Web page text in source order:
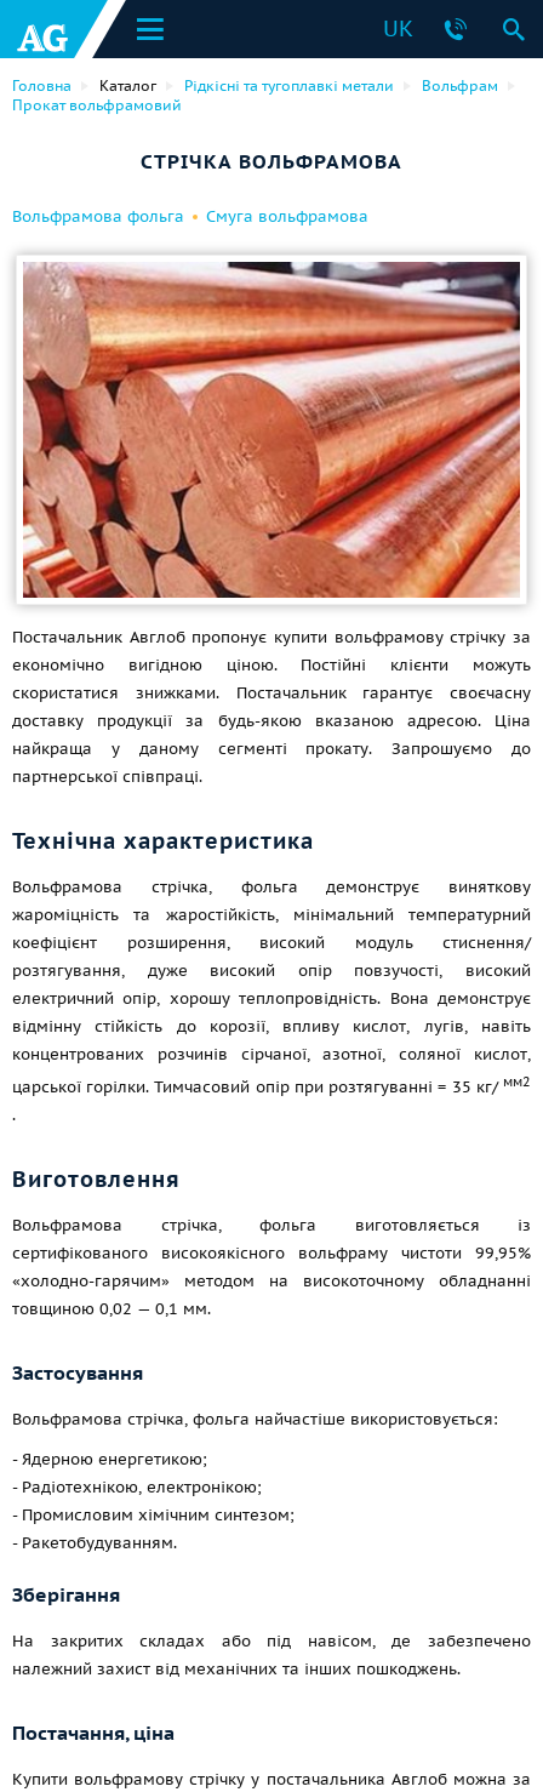
UK
Головна Каталог Рідкісні та тугоплавкі метали
Вольфрам
Прокат вольфрамовий
СТРІЧКА ВОЛЬФРАМОВА
Вольфрамова фольга Смуга вольфрамова
Постачальник Авглоб пропонує купити вольфрамову стрічку за
економічно вигідною ціною. Постійні клієнти можуть
скористатися знижками. Постачальник гарантує своєчасну
доставку продукції за будь-якою вказаною адресою. Ціна
найкраща у даному сегменті прокату. Запрошуємо до
партнерської співпраці.
Технічна характеристика
Вольфрамова стрічка, фольга демонструє виняткову
жароміцність та жаростійкість, мінімальний температурний
коефіцієнт розширення, високий модуль стиснення/
розтягування, дуже високий опір повзучості, високий
електричний опір, хорошу теплопровідність. Вона демонструє
відмінну стійкість до корозії, впливу кислот, лугів, навіть
концентрованих розчинів сірчаної, азотної, соляної кислот,
царської горілки. Тимчасовий опір при розтягуванні = 35 кг/ мм2
.
Виготовлення
Вольфрамова стрічка, фольга виготовляється із
сертифікованого високоякісного вольфраму чистоти 99,95%
«холодно-гарячим» методом на високоточному обладнанні
товщиною 0,02 — 0,1 мм.
Застосування
Вольфрамова стрічка, фольга найчастіше використовується:
- Ядерною енергетикою;
- Радіотехнікою, електронікою;
- Промисловим хімічним синтезом;
- Ракетобудуванням.
Зберігання
На закритих складах або під навісом, де забезпечено
належний захист від механічних та інших пошкоджень.
Постачання, ціна
Купити вольфрамову стрічку у постачальника Авглоб можна за